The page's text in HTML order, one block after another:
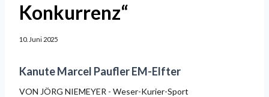
Konkurrenz“
10. Juni 2025
Kanute Marcel Paufler EM-Elfter
VON JÖRG NIEMEYER - Weser-Kurier-Sport